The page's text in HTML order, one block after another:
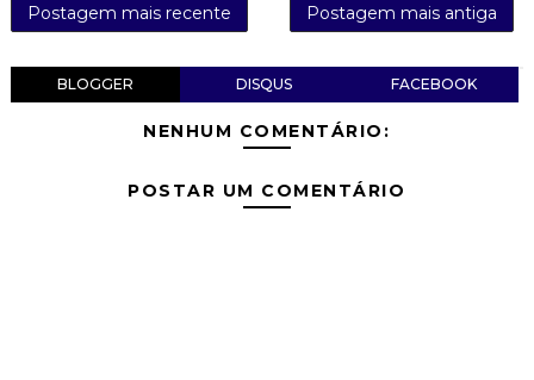
Postagem mais recente Postagem mais antiga
BLOGGER DISQUS FACEBOOK
NENHUM COMENTÁRIO:
POSTAR UM COMENTÁRIO